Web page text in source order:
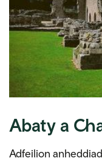
Abaty a
Adfeilion